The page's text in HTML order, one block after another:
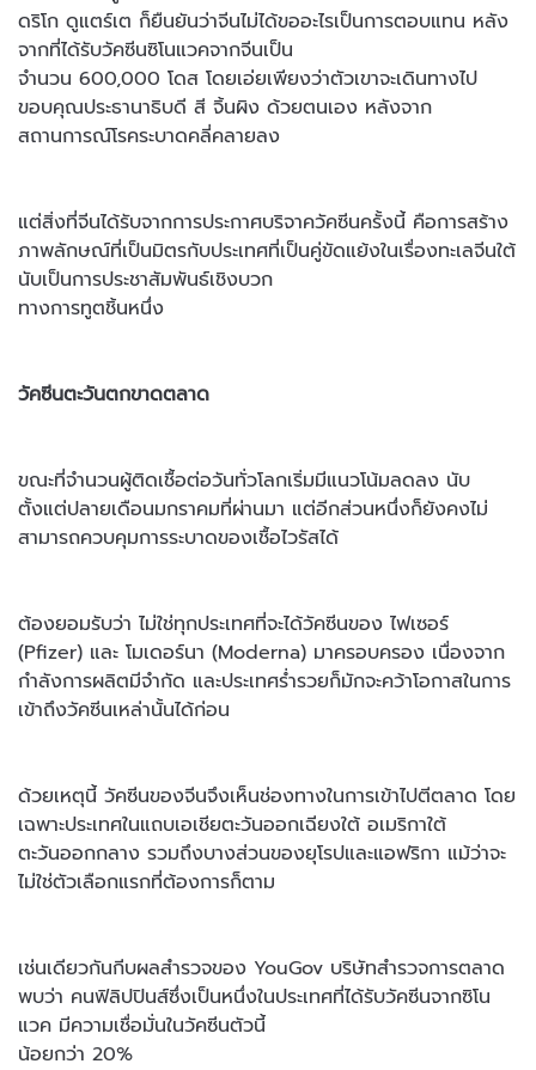
ดริโก ดูแตร์เต ก็ยืนยันว่าจีนไม่ได้ขออะไรเป็นการตอบแทน หลัง
จากที่ได้รับวัคซีนซิโนแวคจากจีนเป็น
จำนวน 600,000 โดส โดยเอ่ยเพียงว่าตัวเขาจะเดินทางไป
ขอบคุณประธานาธิบดี สี จิ้นผิง ด้วยตนเอง หลังจาก
สถานการณ์โรคระบาดคลี่คลายลง
แต่สิ่งที่จีนได้รับจากการประกาศบริจาควัคซีนครั้งนี้ คือการสร้าง
ภาพลักษณ์ที่เป็นมิตรกับประเทศที่เป็นคู่ขัดแย้งในเรื่องทะเลจีนใต้
นับเป็นการประชาสัมพันธ์เชิงบวก
ทางการทูตชิ้นหนึ่ง
วัคซีนตะวันตกขาดตลาด
ขณะที่จำนวนผู้ติดเชื้อต่อวันทั่วโลกเริ่มมีแนวโน้มลดลง นับ
ตั้งแต่ปลายเดือนมกราคมที่ผ่านมา แต่อีกส่วนหนึ่งก็ยังคงไม่
สามารถควบคุมการระบาดของเชื้อไวรัสได้
ต้องยอมรับว่า ไม่ใช่ทุกประเทศที่จะได้วัคซีนของ ไฟเซอร์
(Pfizer) และ โมเดอร์นา (Moderna) มาครอบครอง เนื่องจาก
กำลังการผลิตมีจำกัด และประเทศร่ำรวยก็มักจะคว้าโอกาสในการ
เข้าถึงวัคซีนเหล่านั้นได้ก่อน
ด้วยเหตุนี้ วัคซีนของจีนจึงเห็นช่องทางในการเข้าไปตีตลาด โดย
เฉพาะประเทศในแถบเอเชียตะวันออกเฉียงใต้ อเมริกาใต้
ตะวันออกกลาง รวมถึงบางส่วนของยุโรปและแอฟริกา แม้ว่าจะ
ไม่ใช่ตัวเลือกแรกที่ต้องการก็ตาม
เช่นเดียวกันกีบผลสำรวจของ YouGov บริษัทสำรวจการตลาด
พบว่า คนฟิลิปปินส์ซึ่งเป็นหนึ่งในประเทศที่ได้รับวัคซีนจากซิโน
แวค มีความเชื่อมั่นในวัคซีนตัวนี้
น้อยกว่า 20%